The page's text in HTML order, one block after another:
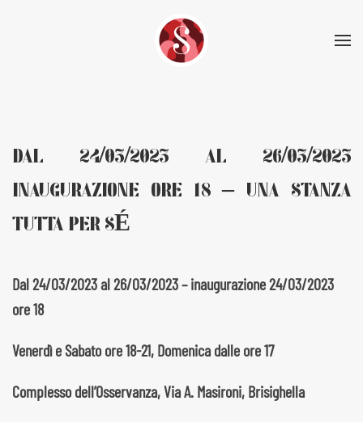
Skip to main content
DAL 24/03/2023 AL 26/03/2023
INAUGURAZIONE ORE 18 – UNA STANZA
TUTTA PER SÉ
Dal 24/03/2023 al 26/03/2023 – inaugurazione 24/03/2023
ore 18
Venerdì e Sabato ore 18-21, Domenica dalle ore 17
Complesso dell’Osservanza, Via A. Masironi, Brisighella